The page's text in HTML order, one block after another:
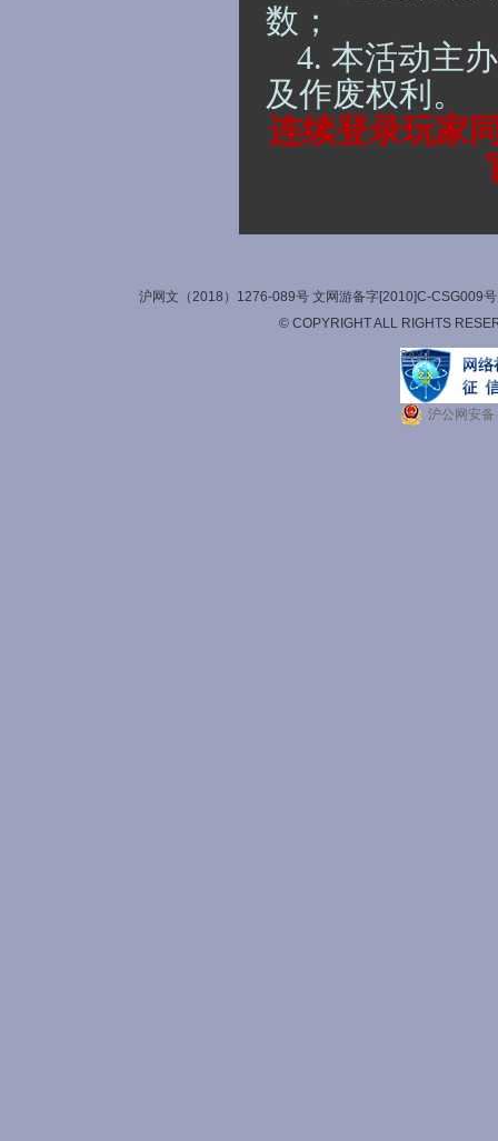
数；
4. 本活动主
及作废权利。
连续登录玩家
沪网文（2018）1276-089号 文网游备字[2010]C-CSG009
© COPYRIGHT ALL RIGHTS